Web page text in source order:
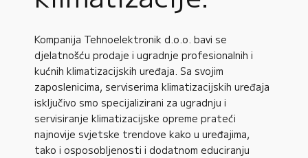
Kompanija Tehnoelektronik d.o.o. bavi se
djelatnošću prodaje i ugradnje profesionalnih i
kućnih klimatizacijskih uređaja. Sa svojim
zaposlenicima, serviserima klimatizacijskih uređaja
isključivo smo specijalizirani za ugradnju i
servisiranje klimatizacijske opreme prateći
najnovije svjetske trendove kako u uređajima,
tako i osposobljenosti i dodatnom educiranju